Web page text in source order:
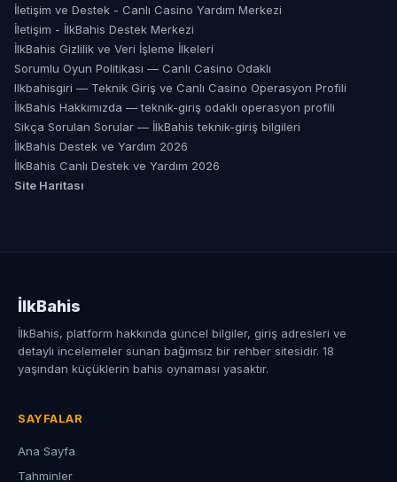
İlkBahis
İlkBahis, platform hakkında güncel bilgiler, giriş adresleri ve
detaylı incelemeler sunan bağımsız bir rehber sitesidir. 18
yaşından küçüklerin bahis oynaması yasaktır.
SAYFALAR
Ana Sayfa
Tahminler
İletişim ve Destek - Canlı Casino Yardım Merkezi
İletişim - İlkBahis Destek Merkezi
İlkBahis Gizlilik ve Veri İşleme İlkeleri
Sorumlu Oyun Politikası — Canlı Casino Odaklı
Ilkbahisgiri — Teknik Giriş ve Canlı Casino Operasyon Profili
İlkBahis Hakkımızda — teknik-giriş odaklı operasyon profili
Sıkça Sorulan Sorular — İlkBahis teknik-giriş bilgileri
İlkBahis Destek ve Yardım 2026
İlkBahis Canlı Destek ve Yardım 2026
Site Haritası